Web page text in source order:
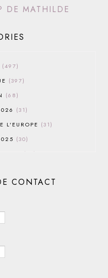
DE MATHILDE
497
397
68
31
L'EUROPE
31
30
25
CONTACT